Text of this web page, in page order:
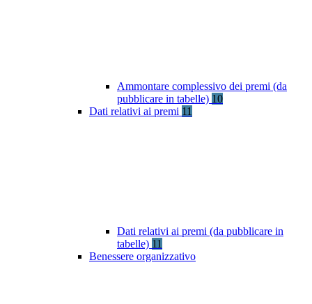
Ammontare complessivo dei premi (da
pubblicare in tabelle) 10
Dati relativi ai premi 11
Dati relativi ai premi (da pubblicare in
tabelle) 11
Benessere organizzativo